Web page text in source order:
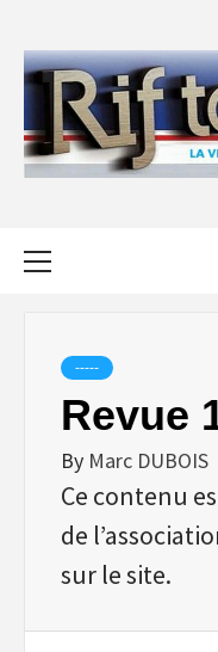
content
-----
Revue
By Marc DUBOIS
Ce contenu
de
sur le site.